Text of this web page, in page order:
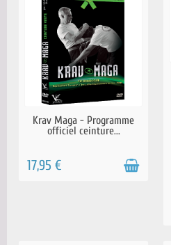
RÉAPPROVISIONNEMENT EN
COURS
Krav Maga - Programme
officiel ceinture...
17,95 €